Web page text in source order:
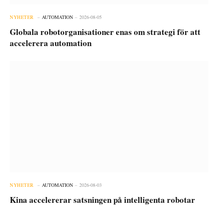
NYHETER AUTOMATION 2026-08-05
Globala robotorganisationer enas om strategi för att
accelerera automation
NYHETER AUTOMATION 2026-08-03
Kina accelererar satsningen på intelligenta robotar